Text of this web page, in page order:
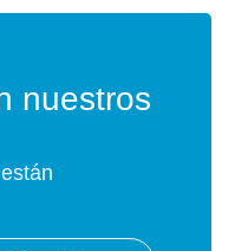
nuestros